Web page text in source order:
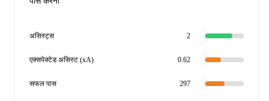
असिस्ट्स 2
एक्सपेक्टेड असिस्ट (xA) 0.62
सफल पास 297